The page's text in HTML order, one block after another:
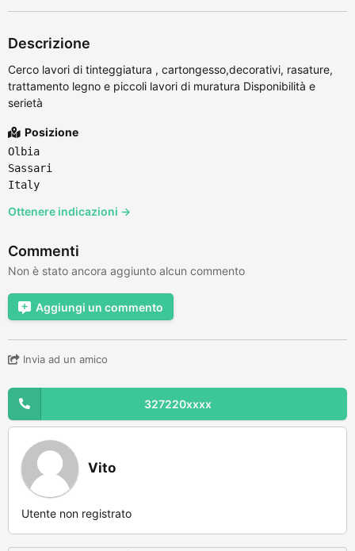
Descrizione
Cerco lavori di tinteggiatura , cartongesso,decorativi, rasature,
trattamento legno e piccoli lavori di muratura Disponibilità e
serietà
Posizione
Olbia
Sassari
Italy
Ottenere indicazioni →
Commenti
Non è stato ancora aggiunto alcun commento
Aggiungi un commento
Invia ad un amico
327220xxxx
Vito
Utente non registrato